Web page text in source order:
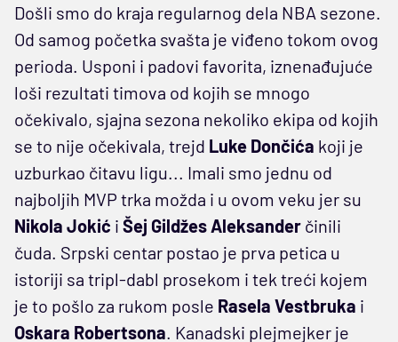
Došli smo do kraja regularnog dela NBA sezone.
Od samog početka svašta je viđeno tokom ovog
perioda. Usponi i padovi favorita, iznenađujuće
loši rezultati timova od kojih se mnogo
očekivalo, sjajna sezona nekoliko ekipa od kojih
se to nije očekivala, trejd Luke Dončića koji je
uzburkao čitavu ligu... Imali smo jednu od
najboljih MVP trka možda i u ovom veku jer su
Nikola Jokić i Šej Gildžes Aleksander činili
čuda. Srpski centar postao je prva petica u
istoriji sa tripl-dabl prosekom i tek treći kojem
je to pošlo za rukom posle Rasela Vestbruka i
Oskara Robertsona. Kanadski plejmejker je